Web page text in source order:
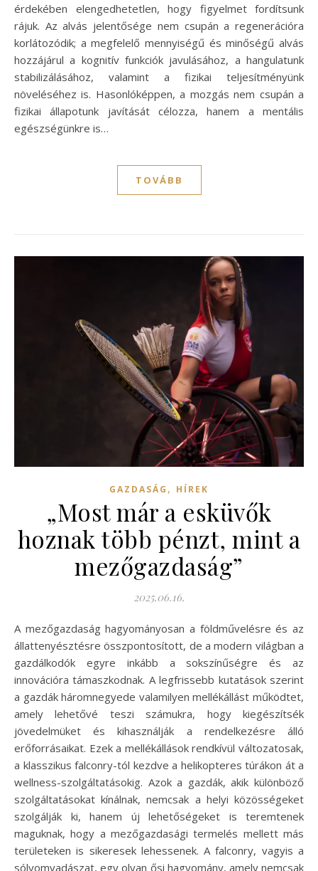
érdekében elengedhetetlen, hogy figyelmet fordítsunk
rájuk. Az alvás jelentősége nem csupán a regenerációra
korlátozódik; a megfelelő mennyiségű és minőségű alvás
hozzájárul a kognitív funkciók javulásához, a hangulatunk
stabilizálásához, valamint a fizikai teljesítményünk
növeléséhez is. Hasonlóképpen, a mozgás nem csupán a
fizikai állapotunk javítását célozza, hanem a mentális
egészségünkre is…
TOVÁBB
GAZDASÁG , HÍREK
„Most már a esküvők
hoznak több pénzt, mint a
mezőgazdaság”
2025.06.16.
A mezőgazdaság hagyományosan a földművelésre és az
állattenyésztésre összpontosított, de a modern világban a
gazdálkodók egyre inkább a sokszínűségre és az
innovációra támaszkodnak. A legfrissebb kutatások szerint
a gazdák háromnegyede valamilyen mellékállást működtet,
amely lehetővé teszi számukra, hogy kiegészítsék
jövedelmüket és kihasználják a rendelkezésre álló
erőforrásaikat. Ezek a mellékállások rendkívül változatosak,
a klasszikus falconry-tól kezdve a helikopteres túrákon át a
wellness-szolgáltatásokig. Azok a gazdák, akik különböző
szolgáltatásokat kínálnak, nemcsak a helyi közösségeket
szolgálják ki, hanem új lehetőségeket is teremtenek
maguknak, hogy a mezőgazdasági termelés mellett más
területeken is sikeresek lehessenek. A falconry, vagyis a
sólyomvadászat, egy olyan ősi hagyomány, amely nemcsak